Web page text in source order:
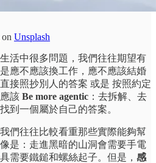
on Unsplash
生活中很多問題，我們往往期望有
應不應該換工作，應不應該結婚
接照抄別人的答案 或是 按照約定
該 Be more agentic ：去拆解、去
到一個屬於自己的答案。
我們往往比較看重那些實際能夠幫
是：走進黑暗的山洞會需要手電
需要鐵鎚和螺絲起子。但是， 感